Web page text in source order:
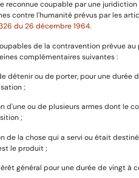
reconnue coupable par une
contre l'humanité prévus par les
du 26 décembre 1964.
de la contravention prévue
complémentaires suivantes :
détenir ou de porter, pour une durée
;
d'une ou de plusieurs armes dont le
;
de la chose qui a servi ou était
le produit ;
général pour une durée de vingt à
100%